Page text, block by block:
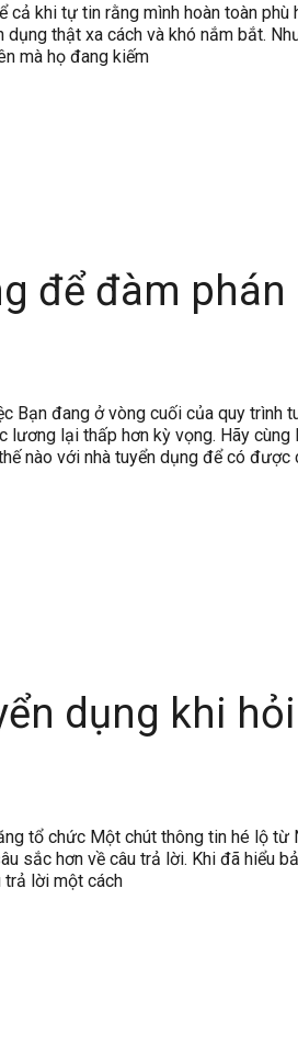
cả khi tự tin rằng mình hoàn toàn phù
thật xa cách và khó nắm bắt.
mà họ đang kiếm
để đàm phán
Bạn đang ở vòng cuối của quy trình
lương lại thấp hơn kỳ vọng. Hãy cùng
nào với nhà tuyển dụng để có được
dụng khi
tổ chức Một chút thông tin hé lộ từ
sắc hơn về câu trả lời. Khi đã hiểu
trả lời một cách